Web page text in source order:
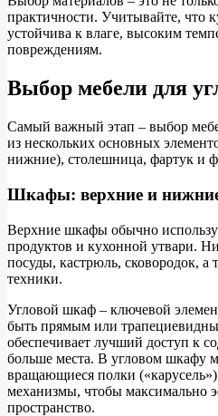
практичности. Учитывайте, что
устойчива к влаге, высоким
повреждениям.
Выбор мебели для
Самый важный этап – выбор
из нескольких основных
нижние), столешница, фартук и
Шкафы: верхние и
Верхние шкафы обычно
продуктов и кухонной утвари.
посуды, кастрюль, сковородок, а
техники.
Угловой шкаф – ключевой
быть прямым или
обеспечивает лучший доступ к
больше места. В угловом шкафу
вращающиеся полки
механизмы, чтобы максимально
пространство.